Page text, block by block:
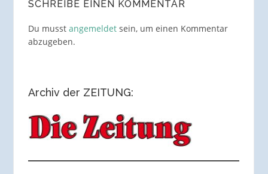
SCHREIBE EINEN KOMMENTAR
Du musst angemeldetsein, um einen Kommentar
abzugeben.
Archiv der ZEITUNG: